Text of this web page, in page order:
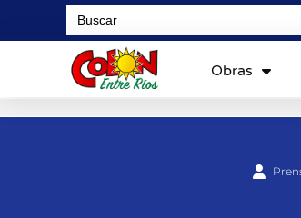
Search
for:
Obras